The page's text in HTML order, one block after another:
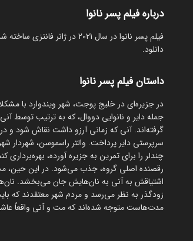
درباره فیلم پسر نانوا
دانلود.
داستان فیلم پسر نانوا
در جزیره‌ای در خلیج پوجت، شهر ویندوارد با
جمله دایر و نانوایی دووال، که به ترتیب توسط
گرفته‌اند. آنی که زمانی آرزو داشت نقاش شود و
سرپرستی دایر پرداخت. والتر راسموسن، شهردار
چندلر را برای تمرین به جزیره آورده،
رقصنده اصلی گروه، جذب می‌شود. در این حین،
اشتیاقش به آنی به نان‌هایش جان می‌بخشد.
زودگذر به نظر می‌رسد و مردم شهر معتقدند که
مدت‌هاست متوجه شده‌اند که مت و آنی واقعاً